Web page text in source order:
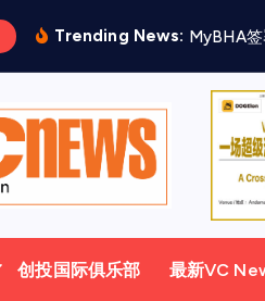
Trending News: MyBHA签
创投国际俱乐部 最新VC